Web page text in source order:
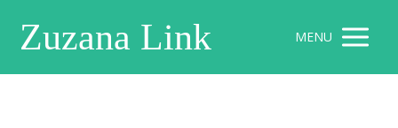
Zuzana Link MENU